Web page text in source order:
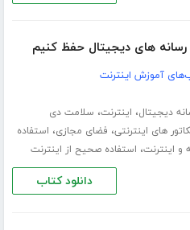
های دیجیتال حفظ کنیم
آموزش اینترنت
دیجیتال، اینترنت، سلامت دی
های اینترنتی، فضای مجازی، استفاده
و اینترنت، استفاده صحیح از اینترنت
دانلود کتاب